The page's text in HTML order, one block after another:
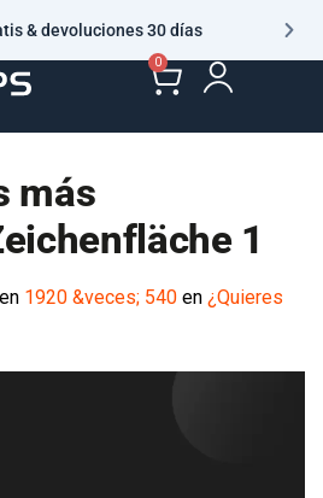
& devoluciones 30 días
0
más
1
en 1920 &veces; 540 en ¿Quieres